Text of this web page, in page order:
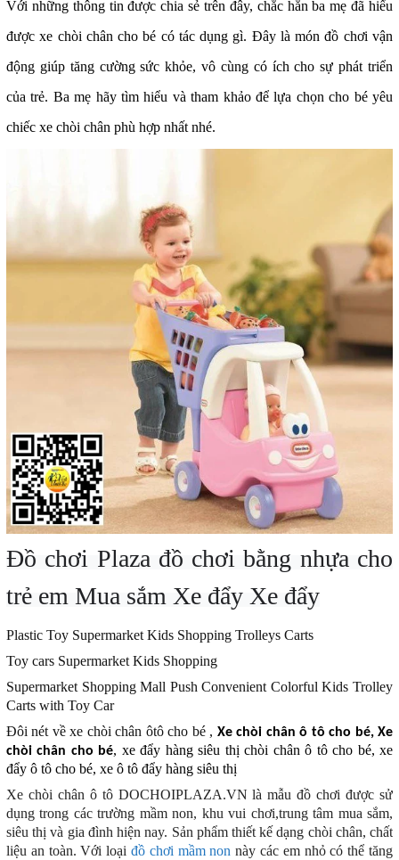
Với những thông tin được chia sẻ trên đây, chắc hẳn ba mẹ đã hiểu
đượcxe chòi chân cho bé có tác dụng gì. Đây là món đồ chơi vận
động giúp tăng cường sức khỏe, vô cùng có ích cho sự phát triển
của trẻ. Ba mẹ hãy tìm hiểu và tham khảo để lựa chọn cho bé yêu
chiếc xe chòi chân phù hợp nhất nhé.
Đồ chơi Plaza đồ chơi bằng nhựa cho
trẻ em Mua sắm Xe đẩy Xe đẩy
Plastic Toy Supermarket Kids Shopping Trolleys Carts
Toy cars Supermarket Kids Shopping
Supermarket Shopping Mall Push Convenient Colorful Kids Trolley
Carts with Toy Car
Đôi nét về xe chòi chân ôtô cho bé , Xe chòi chân ô tô cho bé, Xe
chòi chân cho bé, xe đẩy hàng siêu thị chòi chân ô tô cho bé, xe
đẩy ô tô cho bé, xe ô tô đẩy hàng siêu thị
Xe chòi chân ô tô DOCHOIPLAZA.VNlà mẫu đồ chơi được sử
dụng trong các trường mầm non, khu vui chơi,trung tâm mua sắm,
siêu thị và gia đình hiện nay. Sản phẩm thiết kế dạng chòi chân, chất
liệu an toàn. Với loại đồ chơi mầm non này các em nhỏ có thể tăng